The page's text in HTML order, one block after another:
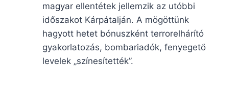
magyar ellentétek jellemzik az utóbbi
időszakot Kárpátalján. A mögöttünk
hagyott hetet bónuszként terrorelhárító
gyakorlatozás, bombariadók, fenyegető
levelek „színesítették”.